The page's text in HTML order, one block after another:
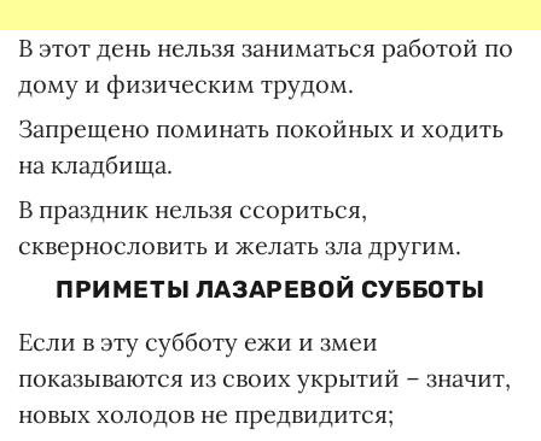
В этот день нельзя заниматься работой по
дому и физическим трудом.
Запрещено поминать покойных и ходить
на кладбища.
В праздник нельзя ссориться,
сквернословить и желать зла другим.
ПРИМЕТЫ ЛАЗАРЕВОЙ СУББОТЫ
Если в эту субботу ежи и змеи
показываются из своих укрытий – значит,
новых холодов не предвидится;